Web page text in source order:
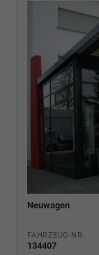
Neuwagen
FAHRZEUG-NR.
134407